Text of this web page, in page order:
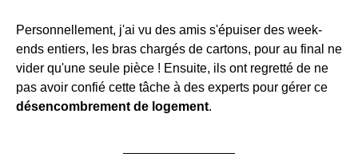
Personnellement, j'ai vu des amis s'épuiser des week-
ends entiers, les bras chargés de cartons, pour au final ne
vider qu'une seule pièce ! Ensuite, ils ont regretté de ne
pas avoir confié cette tâche à des experts pour gérer ce
désencombrement de logement.